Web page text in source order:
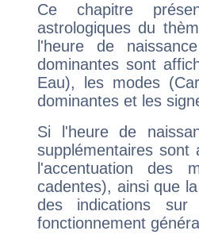
Ce chapitre
astrologiques du
l'heure de
dominantes sont
Eau), les modes
dominantes et les
Si l'heure de
supplémentaires sont
l'accentuation des
cadentes), ainsi que
des indications sur
fonctionnement